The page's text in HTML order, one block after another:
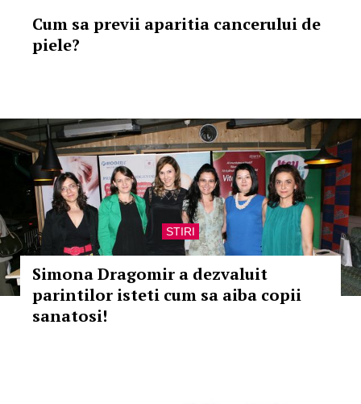
Cum sa previi aparitia cancerului de
piele?
STIRI
Simona Dragomir a dezvaluit
parintilor isteti cum sa aiba copii
sanatosi!